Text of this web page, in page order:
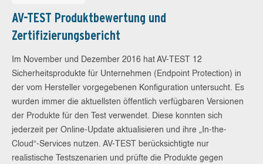
AV-TEST Produktbewertung und
Zertifizierungsbericht
Im November und Dezember 2016 hat AV-TEST 12
Sicherheitsprodukte für Unternehmen (Endpoint Protection) in
der vom Hersteller vorgegebenen Konfiguration untersucht. Es
wurden immer die aktuellsten öffentlich verfügbaren Versionen
der Produkte für den Test verwendet. Diese konnten sich
jederzeit per Online-Update aktualisieren und ihre „In-the-
Cloud“-Services nutzen. AV-TEST berücksichtigte nur
realistische Testszenarien und prüfte die Produkte gegen